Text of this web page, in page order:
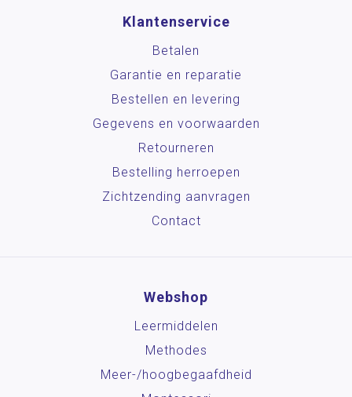
Klantenservice
Betalen
Garantie en reparatie
Bestellen en levering
Gegevens en voorwaarden
Retourneren
Bestelling herroepen
Zichtzending aanvragen
Contact
Webshop
Leermiddelen
Methodes
Meer-/hoog­begaafdheid